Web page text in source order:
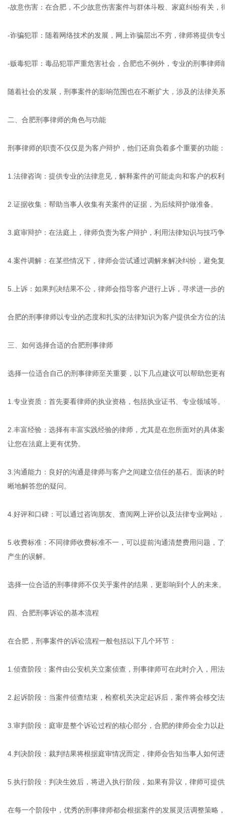
-故意伤害：在合肥，不少故意伤害案件与群体斗殴、家庭纠纷有关，
-诈骗犯罪：随着网络技术的发展，网上诈骗层出不穷，律师将提供
-贩毒犯罪：毒品犯罪严重危害社会，合肥也不例外，专业的刑事律师
随着社会的发展，刑事案件的影响范围也在不断扩大，涉及的法律关
二、合肥刑事律师的角色与功能
刑事律师的职责不仅仅是为客户辩护，他们还肩负着多个重要的功能：
1.法律咨询：提供专业的法律意见，解释案件的可能走向和客户的权
2.证据收集：帮助当事人收集有关案件的证据，为后续辩护做准备。
3.庭审辩护：在法庭上，律师负责为客户辩护，利用法律知识与技巧
4.案件调解：在某些情况下，律师会尝试通过调解来解决纠纷，避免
5.上诉：如果判决结果不公，律师会指导客户进行上诉，寻求进一步
合肥的刑事律师以专业的态度和扎实的法律知识为客户提供全方位的
三、如何选择合适的合肥刑事律师
选择一位适合自己的刑事律师至关重要，以下几点建议可以帮助您更
1.专业资质：首先要看律师的执业资格，包括执业证书、专业领域等
2.丰富经验：选择有丰富实践经验的律师，尤其是在您所面对的具体
让您在法庭上更有优势。
3.沟通能力：良好的沟通是律师与客户之间建立信任的基石。面谈的
晰地解答您的疑问。
4.好评和口碑：可以通过咨询朋友、查阅网上评价以及法律专业网站
5.收费标准：不同律师收费标准不一，可以提前沟通清楚费用问题，
产生的误解。
选择一位合适的刑事律师不仅关乎案件的结果，更影响到个人的未来
四、合肥刑事诉讼的基本流程
在合肥，刑事案件的诉讼流程一般包括以下几个环节：
1.侦查阶段：案件由公安机关立案侦查，刑事律师可在此时介入，用
2.起诉阶段：当案件侦查结束，检察机关决定起诉后，案件将会移交
3.审判阶段：庭审是整个诉讼过程的核心部分，合肥的律师会全力以
4.判决阶段：裁判结果将根据庭审情况而定，律师会告知当事人如何
5.执行阶段：判决生效后，将进入执行阶段，如果有异议，律师可提
在每一个阶段中，优秀的刑事律师都会根据案件的发展灵活调整策略